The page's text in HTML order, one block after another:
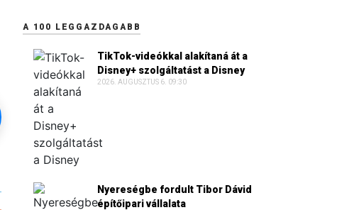
A 100 LEGGAZDAGABB
TikTok-videókkal alakítaná át a
Disney+ szolgáltatást a Disney
2026. AUGUSZTUS 6. 09:30
Nyereségbe fordult Tibor Dávid
építőipari vállalata